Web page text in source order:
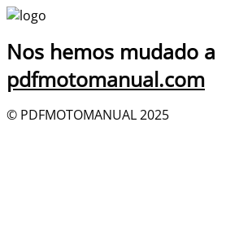
Nos hemos mudado a
pdfmotomanual.com
© PDFMOTOMANUAL 2025